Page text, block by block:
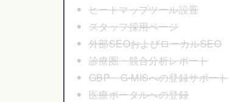
ヒートマップツール設置
スタッフ採用ページ
外部SEOおよびローカルSEO
診療圏・競合分析レポート
GBP・G-MISへの登録サポート
医療ポータルへの登録